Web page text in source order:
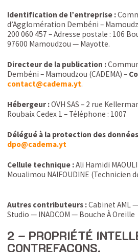
Identification de l’entreprise :
d’Agglomération Dembéni –
200 060 457 – Adresse postale : 106
97600 Mamoudzou — Mayotte.
Directeur de la publication :
Dembéni – Mamoudzou (CADEMA) –
contact@cadema.yt.
Hébergeur :OVH SAS – 2 rue
Roubaix Cedex 1 – Téléphone : 1007
Délégué à la protection des données
dpo@cadema.yt
Cellule technique :Ali Hamidi
Moualimou NAIFOUDINE (Technicien
Autres contributeurs :Cabinet AML
Studio — INADCOM — Bouche À Oreille
2 – PROPRIÉTÉ
CONTREFAÇONS.